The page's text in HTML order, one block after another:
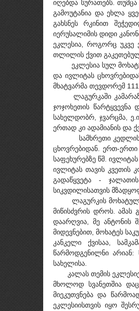
იღებდა სურათებს.
გამოუტანია და ეხლა
გახსნეს რკინით
იერუსალიმის დიდი
ეკლესია, როგორც უკვე
თლილის ქვით
ეკლესია სულ
და ივლიტას
მხატვარმა თევდორემ
ლაგურკაში კამარაზე
ჯოჯოხეთის წარტყვევნა
სახელდობრ, ჯვარცმა,
ერთად კი ადამიანის და
სამხრეთი კედლის
ცხოვრებიდან. ერთ-ერთი
საფეხურებზე წმ.
ივლიტას თავის კვეთის
გადაწყვეტა -
სიკვდილისათვის
ლაგურკის მოხატულობა
მიწისძვრის დროს. ამას
დაარღვია, მე ანტონის
მიდევნებით, მოხატეს
კანკელი ქვისაა,
წარმოდგენილნი არიან:
სახელისა.
კალას თემის
მხოლოდ სვანეთშია
მიეკუთვნება და
ეკლესიისთვის იყო